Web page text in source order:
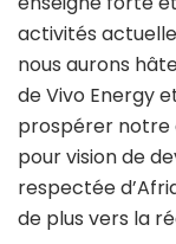
activités
nous aurons
de Vivo Energy
prospérer notre
pour vision de
respectée
de plus vers la